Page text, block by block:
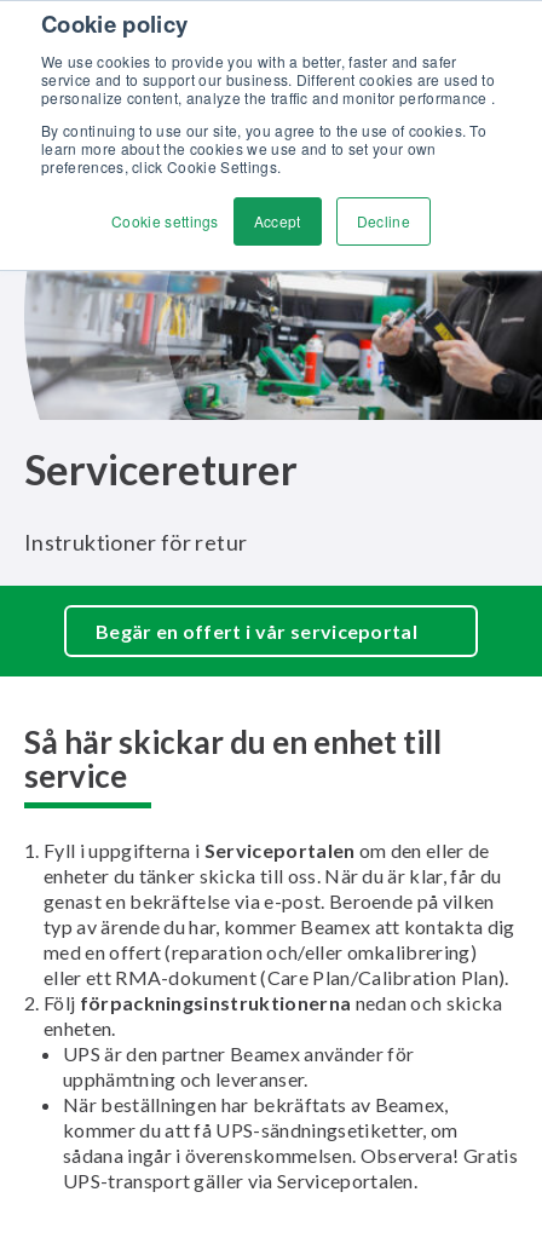
Cookie policy
We use cookies to provide you with a better, faster and safer
service and to support our business. Different cookies are used to
personalize content, analyze the traffic and monitor performance .
By continuing to use our site, you agree to the use of cookies. To
learn more about the cookies we use and to set your own
preferences, click Cookie Settings.
Cookie settings Accept Decline
Skip to content
Upptäck vår nya broschyr Beamex-lösningar för enastående
Kontakta oss
Servicereturer
Instruktioner för retur
Begär en offert i vår serviceportal
Så här skickar du en enhet till
service
Fyll i uppgifterna i Serviceportalen om den eller de
enheter du tänker skicka till oss. När du är klar, får du
genast en bekräftelse via e-post. Beroende på vilken
typ av ärende du har, kommer Beamex att kontakta dig
med en offert (reparation och/eller omkalibrering)
eller ett RMA-dokument (Care Plan/Calibration Plan).
Följ förpackningsinstruktionerna nedan och skicka
enheten.
UPS är den partner Beamex använder för
upphämtning och leveranser.
När beställningen har bekräftats av Beamex,
kommer du att få UPS-sändningsetiketter, om
sådana ingår i överenskommelsen. Observera! Gratis
UPS-transport gäller via Serviceportalen.